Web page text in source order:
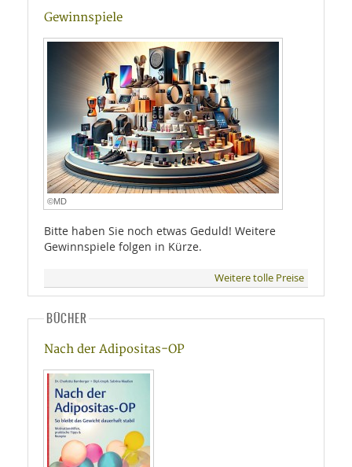
Gewinnspiele
©MD
Bitte haben Sie noch etwas Geduld! Weitere
Gewinnspiele folgen in Kürze.
Weitere tolle Preise
BÜCHER
Nach der Adipositas-OP